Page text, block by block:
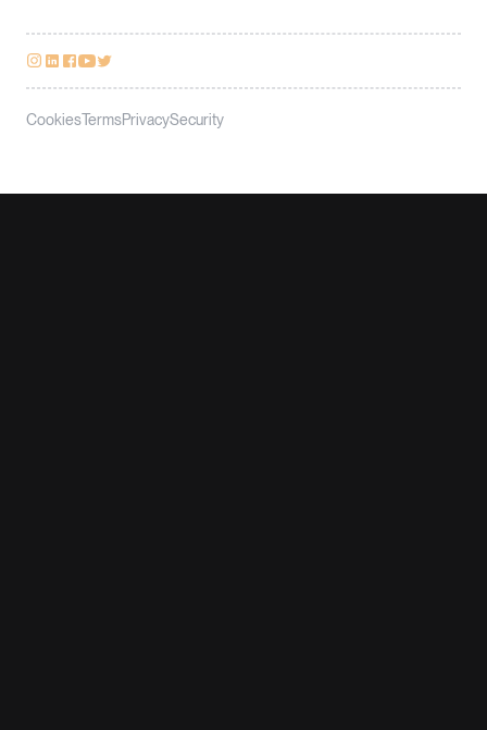
CookiesTermsPrivacySecurity